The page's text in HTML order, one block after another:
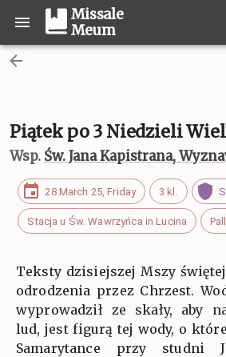
Missale
Meum
Piątek po 3 Niedzieli
Wsp. Św. Jana Kapistrana,
28 March 25, Friday 3 kl.
Stacja u Św. Wawrzyńca in Lucina
Teksty dzisiejszej Mszy
odrodzenia przez Chrzest.
wyprowadził ze skały, aby
lud, jest figurą tej wody, o
Samarytance przy studni